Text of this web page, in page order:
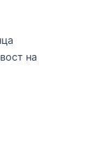
на